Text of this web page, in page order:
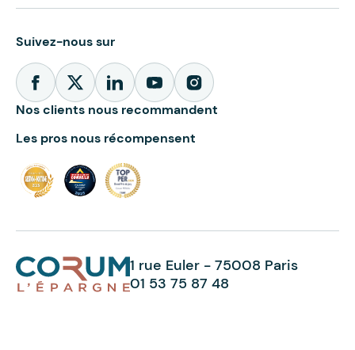
Suivez-nous sur
Nos clients nous recommandent
Les pros nous récompensent
1 rue Euler - 75008 Paris
01 53 75 87 48